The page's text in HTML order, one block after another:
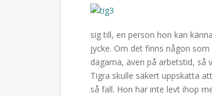
sig till, en person hon kan
jycke. Om det finns någon
dagarna, även på arbetstid, så
Tigra skulle säkert uppskatta
så fall. Hon har inte levt ihop